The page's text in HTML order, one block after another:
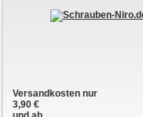
Versandkosten nur
3,90 €